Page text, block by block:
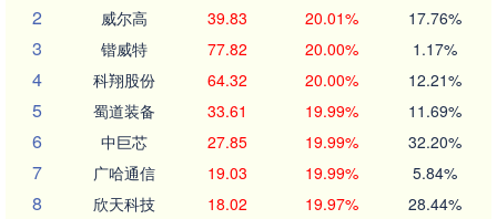
2 威尔高 39.83 20.01% 17.76%
3 锴威特 77.82 20.00% 1.17%
4 科翔股份 64.32 20.00% 12.21%
5 蜀道装备 33.61 19.99% 11.69%
6 中巨芯 27.85 19.99% 32.20%
7 广哈通信 19.03 19.99% 5.84%
8 欣天科技 18.02 19.97% 28.44%